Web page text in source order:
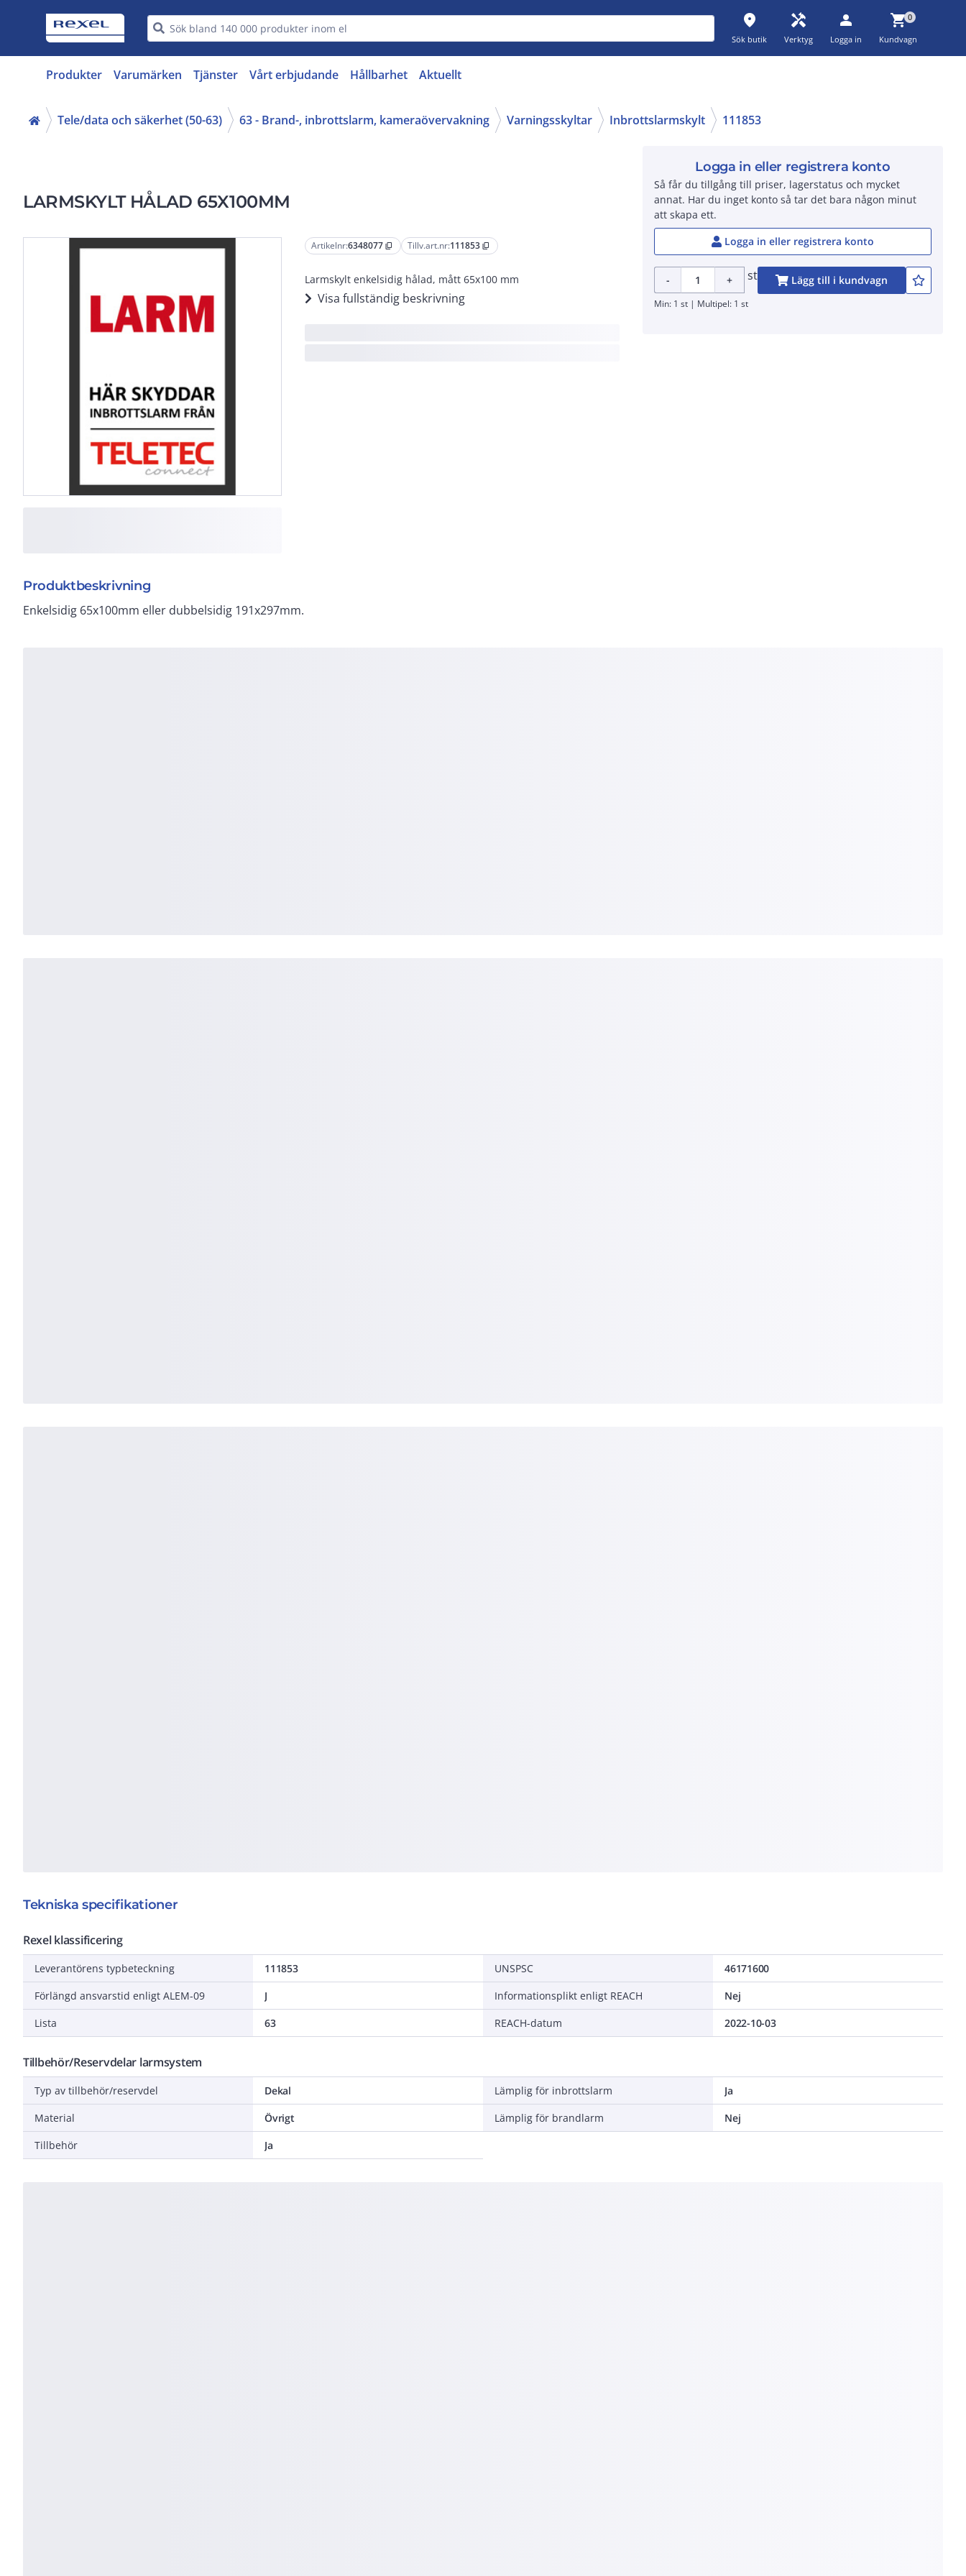
place
Sök butik
handyman
Verktyg
person
Logga in
shopping_cart0
Kundvagn
Produkter Varumärken Tjänster Vårt erbjudande Hållbarhet Aktuellt
Tele/data och säkerhet (50-63) 63 - Brand-, inbrottslarm, kameraövervakning Varningsskyltar Inbrottslarmskylt 111853
LARMSKYLT HÅLAD 65X100MM
Artikelnr:6348077 content_copy Tillv.art.nr:111853 content_copy
Larmskylt enkelsidig hålad, mått 65x100 mm
Visa fullständig beskrivning
Produktbeskrivning
Enkelsidig 65x100mm eller dubbelsidig 191x297mm.
Logga in eller registrera konto
Så får du tillgång till priser, lagerstatus och mycket
annat. Har du inget konto så tar det bara någon minut
att skapa ett.
Logga in eller registrera konto
- + st Lägg till i kundvagn
Min: 1 st | Multipel: 1 st
Tekniska specifikationer
Rexel klassificering
Leverantörens typbeteckning
111853
Förlängd ansvarstid enligt ALEM-09
J
Lista
63
UNSPSC
46171600
Informationsplikt enligt REACH
Nej
REACH-datum
2022-10-03
Tillbehör/Reservdelar larmsystem
Typ av tillbehör/reservdel
Dekal
Material
Övrigt
Tillbehör
Ja
Lämplig för inbrottslarm
Ja
Lämplig för brandlarm
Nej